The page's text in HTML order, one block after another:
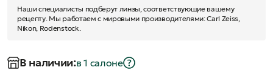
Наши специалисты подберут линзы, соответствующие вашему
рецепту. Мы работаем с мировыми производителями: Carl Zeiss,
Nikon, Rodenstock.
В наличии:в 1 салонe